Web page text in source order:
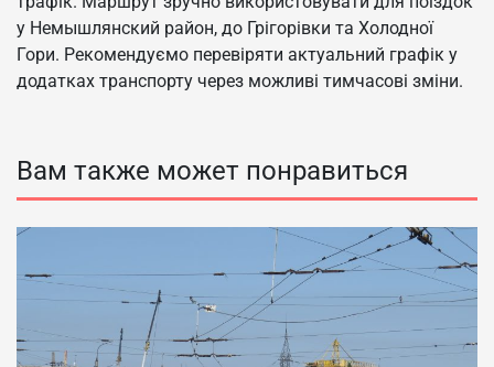
у Немышлянский район, до Грігорівки та Холодної
Гори. Рекомендуємо перевіряти актуальний графік у
додатках транспорту через можливі тимчасові зміни.
Вам также может понравиться